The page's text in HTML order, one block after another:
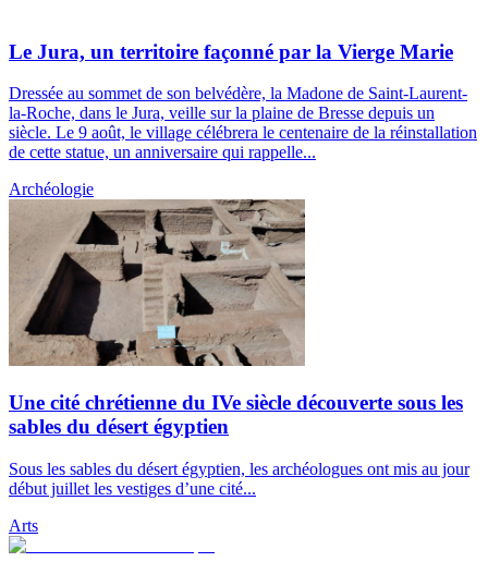
Le Jura, un territoire façonné par la Vierge Marie
Dressée au sommet de son belvédère, la Madone de Saint-Laurent-
la-Roche, dans le Jura, veille sur la plaine de Bresse depuis un
siècle. Le 9 août, le village célébrera le centenaire de la réinstallation
de cette statue, un anniversaire qui rappelle...
Archéologie
Une cité chrétienne du IVe siècle découverte sous les
sables du désert égyptien
Sous les sables du désert égyptien, les archéologues ont mis au jour
début juillet les vestiges d’une cité...
Arts